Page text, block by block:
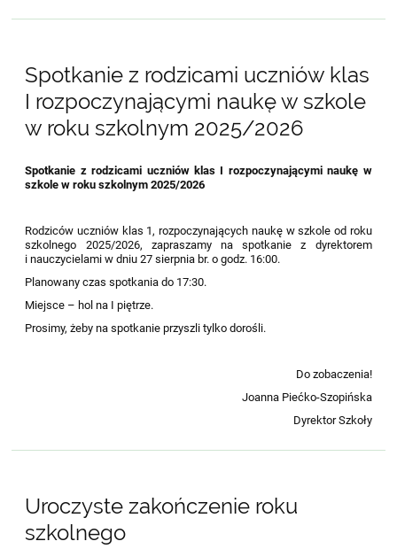
Spotkanie z rodzicami uczniów klas
I rozpoczynającymi naukę w szkole
w roku szkolnym 2025/2026
Spotkanie z rodzicami uczniów klas I rozpoczynającymi naukę w
szkole w roku szkolnym 2025/2026
Rodziców uczniów klas 1, rozpoczynających naukę w szkole od roku
szkolnego 2025/2026, zapraszamy na spotkanie z dyrektorem
i nauczycielami w dniu 27 sierpnia br. o godz. 16:00.
Planowany czas spotkania do 17:30.
Miejsce – hol na I piętrze.
Prosimy, żeby na spotkanie przyszli tylko dorośli.
Do zobaczenia!
Joanna Piećko-Szopińska
Dyrektor Szkoły
Uroczyste zakończenie roku
szkolnego